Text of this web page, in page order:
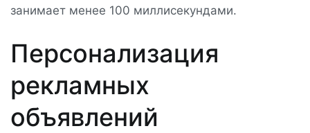
занимает менее 100 миллисекундами.
Персонализация
рекламных
объявлений